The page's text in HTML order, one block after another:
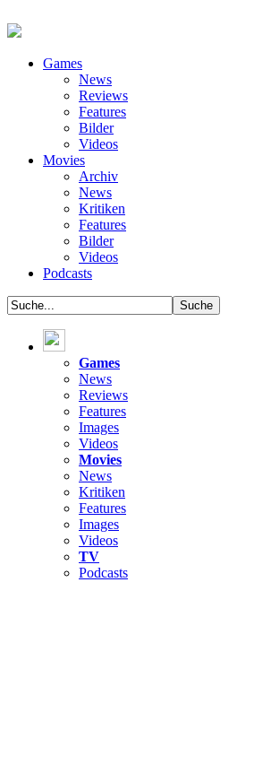
Games
News
Reviews
Features
Bilder
Videos
Movies
Archiv
News
Kritiken
Features
Bilder
Videos
Podcasts
Games
News
Reviews
Features
Images
Videos
Movies
News
Kritiken
Features
Images
Videos
TV
Podcasts